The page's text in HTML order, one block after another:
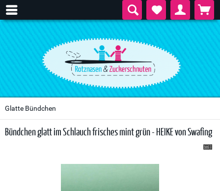
Glatte Bündchen
Bündchen glatt im Schlauch frisches mint grün - HEIKE von Swafing